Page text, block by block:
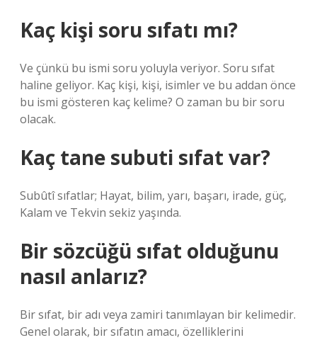
Kaç kişi soru sıfatı mı?
Ve çünkü bu ismi soru yoluyla veriyor. Soru sıfat
haline geliyor. Kaç kişi, kişi, isimler ve bu addan önce
bu ismi gösteren kaç kelime? O zaman bu bir soru
olacak.
Kaç tane subuti sıfat var?
Subûtî sıfatlar; Hayat, bilim, yarı, başarı, irade, güç,
Kalam ve Tekvin sekiz yaşında.
Bir sözcüğü sıfat olduğunu
nasıl anlarız?
Bir sıfat, bir adı veya zamiri tanımlayan bir kelimedir.
Genel olarak, bir sıfatın amacı, özelliklerini